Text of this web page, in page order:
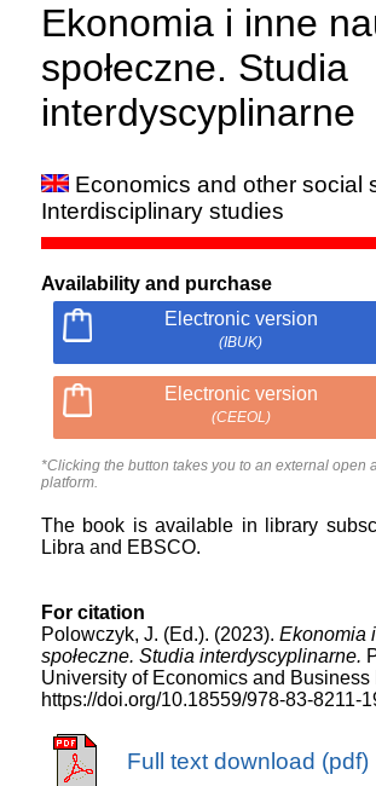
Ekonomia i inne
społeczne. Studia
interdyscyplinarne
Economics and other social
Interdisciplinary studies
Availability and purchase
Electronic version
(IBUK)
Electronic version
(CEEOL)
*Clicking the button takes you to an external open
platform.
The book is available in library
Libra and EBSCO.
For citation
Polowczyk, J. (Ed.). (2023). Ekonomia
społeczne. Studia interdyscyplinarne.
University of Economics and Business
https://doi.org/10.18559/978-83-8211-
Full text download (pdf)